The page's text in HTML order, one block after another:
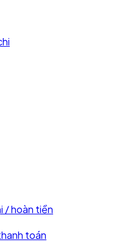
/ hoàn tiền
toán